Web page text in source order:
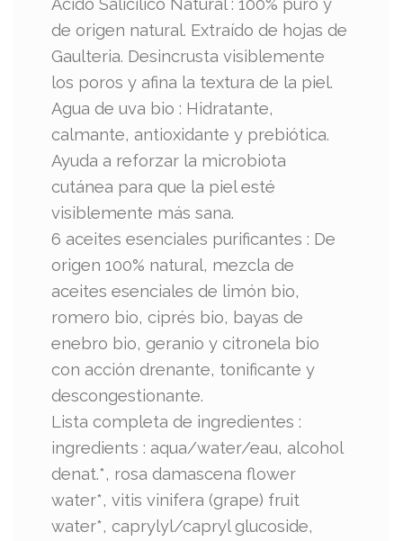
Ácido Salicílico Natural : 100% puro y
de origen natural. Extraído de hojas de
Gaulteria. Desincrusta visiblemente
los poros y afina la textura de la piel.
Agua de uva bio : Hidratante,
calmante, antioxidante y prebiótica.
Ayuda a reforzar la microbiota
cutánea para que la piel esté
visiblemente más sana.
6 aceites esenciales purificantes : De
origen 100% natural, mezcla de
aceites esenciales de limón bio,
romero bio, ciprés bio, bayas de
enebro bio, geranio y citronela bio
con acción drenante, tonificante y
descongestionante.
Lista completa de ingredientes :
ingredients : aqua/water/eau, alcohol
denat.*, rosa damascena flower
water*, vitis vinifera (grape) fruit
water*, caprylyl/capryl glucoside,